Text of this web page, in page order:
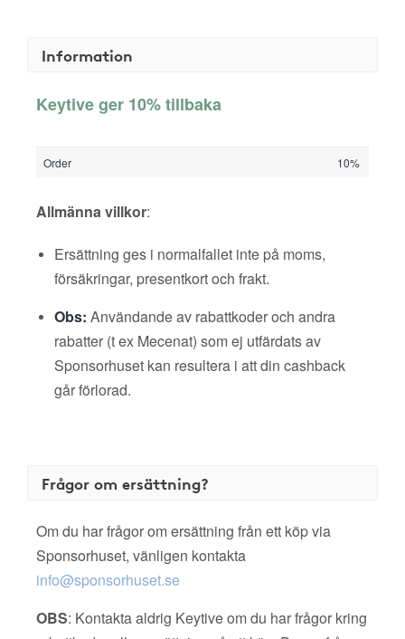
Information
Keytive ger 10% tillbaka
Order 10%
Allmänna villkor:
Ersättning ges i normalfallet inte på moms,
försäkringar, presentkort och frakt.
Obs: Användande av rabattkoder och andra
rabatter (t ex Mecenat) som ej utfärdats av
Sponsorhuset kan resultera i att din cashback
går förlorad.
Frågor om ersättning?
Om du har frågor om ersättning från ett köp via
Sponsorhuset, vänligen kontakta
info@sponsorhuset.se
OBS: Kontakta aldrig Keytive om du har frågor kring